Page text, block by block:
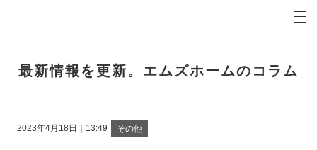
2023年4月18日｜13:49 その他
最新情報を更新。エムズホームのコラム